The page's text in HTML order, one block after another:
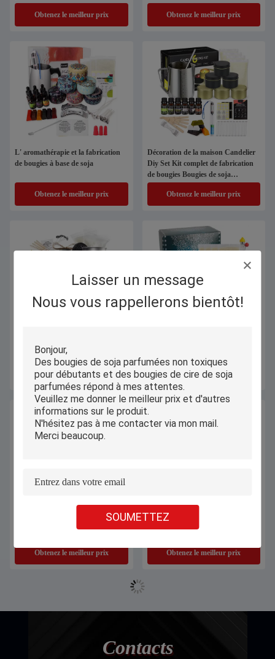
Laisser un message
Nous vous rappellerons bientôt!
SOUMETTEZ
Obtenez le meilleur prix
artisanales
Obtenez le meilleur prix
L' aromathérapie et la fabrication
de bougies à base de soja
Obtenez le meilleur prix
Décoration de la maison Candelier
Diy Set Kit complet de fabrication
de bougies Bougies de soja
parfumées
Obtenez le meilleur prix
Obtenez le meilleur prix Obtenez le meilleur prix
Obtenez le meilleur prix
Kit de fabrication de bougies à base
de soja
Obtenez le meilleur prix
Contacts